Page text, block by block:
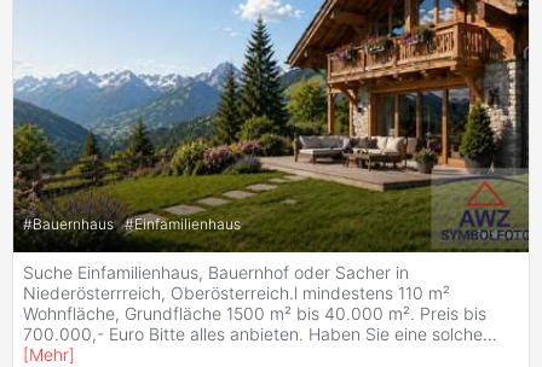
#Bauernhaus #Einfamilienhaus
Suche Einfamilienhaus, Bauernhof oder Sacher in
Niederösterrreich, Oberösterreich.l mindestens 110 m²
Wohnfläche, Grundfläche 1500 m² bis 40.000 m². Preis bis
700.000,- Euro Bitte alles anbieten. Haben Sie eine solche...
[Mehr]